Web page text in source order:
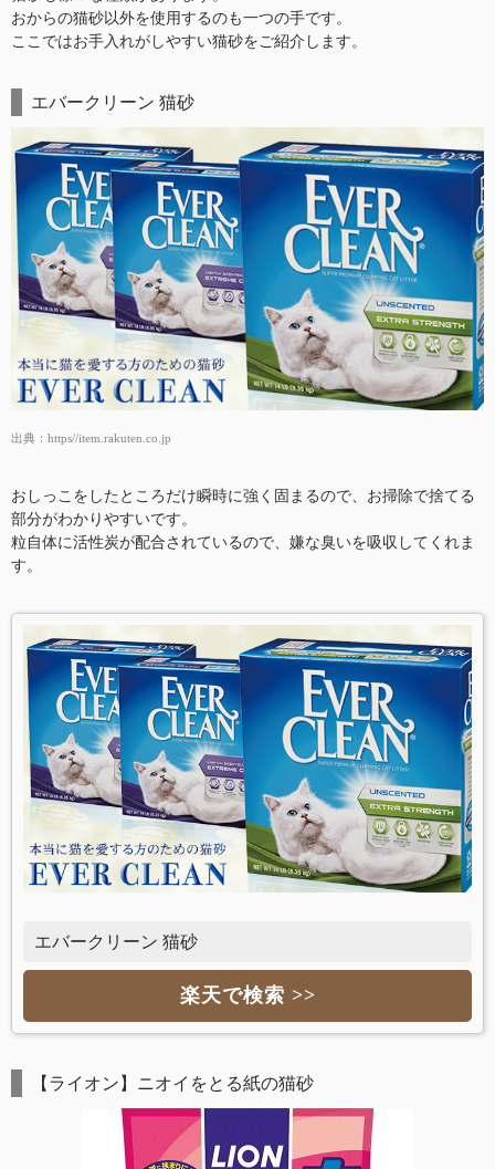
おからの猫砂以外を使用するのも一つの手です。
ここではお手入れがしやすい猫砂をご紹介します。
エバークリーン 猫砂
出典： https//item.rakuten.co.jp
おしっこをしたところだけ瞬時に強く固まるので、お掃除で捨てる
部分がわかりやすいです。
粒自体に活性炭が配合されているので、嫌な臭いを吸収してくれま
す。
エバークリーン 猫砂
楽天で検索 >>
【ライオン】ニオイをとる紙の猫砂